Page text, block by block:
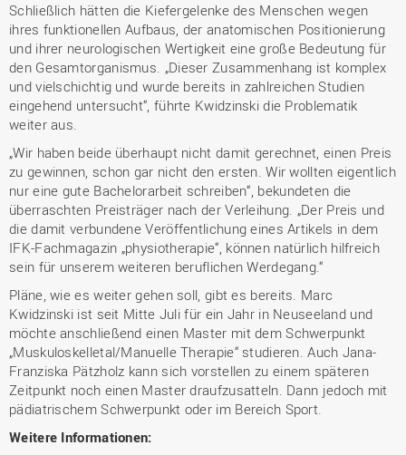
Schließlich hätten die Kiefergelenke des Menschen wegen
ihres funktionellen Aufbaus, der anatomischen Positionierung
und ihrer neurologischen Wertigkeit eine große Bedeutung für
den Gesamtorganismus. „Dieser Zusammenhang ist komplex
und vielschichtig und wurde bereits in zahlreichen Studien
eingehend untersucht“, führte Kwidzinski die Problematik
weiter aus.
„Wir haben beide überhaupt nicht damit gerechnet, einen Preis
zu gewinnen, schon gar nicht den ersten. Wir wollten eigentlich
nur eine gute Bachelorarbeit schreiben“, bekundeten die
überraschten Preisträger nach der Verleihung. „Der Preis und
die damit verbundene Veröffentlichung eines Artikels in dem
IFK-Fachmagazin „physiotherapie“, können natürlich hilfreich
sein für unserem weiteren beruflichen Werdegang.“
Pläne, wie es weiter gehen soll, gibt es bereits. Marc
Kwidzinski ist seit Mitte Juli für ein Jahr in Neuseeland und
möchte anschließend einen Master mit dem Schwerpunkt
„Muskuloskelletal/Manuelle Therapie“ studieren. Auch Jana-
Franziska Pätzholz kann sich vorstellen zu einem späteren
Zeitpunkt noch einen Master draufzusatteln. Dann jedoch mit
pädiatrischem Schwerpunkt oder im Bereich Sport.
Weitere Informationen: